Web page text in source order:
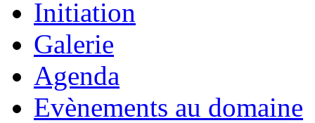
Initiation
Galerie
Agenda
Evènements au domaine